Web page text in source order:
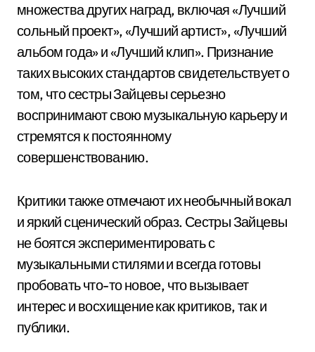
множества других наград, включая «Лучший
сольный проект», «Лучший артист», «Лучший
альбом года» и «Лучший клип». Признание
таких высоких стандартов свидетельствует о
том, что сестры Зайцевы серьезно
воспринимают свою музыкальную карьеру и
стремятся к постоянному
совершенствованию.
Критики также отмечают их необычный вокал
и яркий сценический образ. Сестры Зайцевы
не боятся экспериментировать с
музыкальными стилями и всегда готовы
пробовать что-то новое, что вызывает
интерес и восхищение как критиков, так и
публики.